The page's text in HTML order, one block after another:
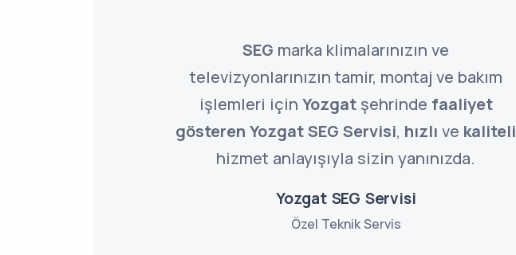
SEG marka klimalarınızın ve
televizyonlarınızın tamir, montaj ve bakım
işlemleri için Yozgatşehrinde faaliyet
gösteren Yozgat SEG Servisi, hızlı ve kaliteli
hizmet anlayışıyla sizin yanınızda.
Yozgat SEG Servisi
Özel Teknik Servis